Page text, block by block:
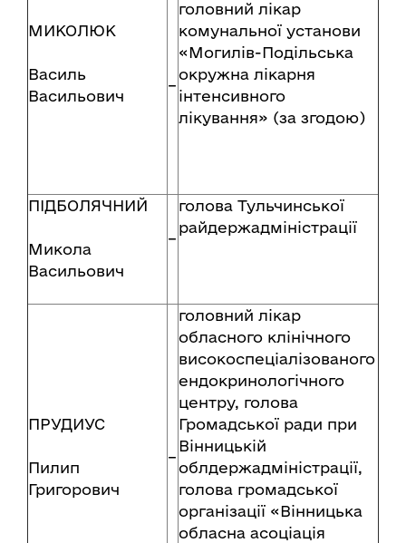
МИКОЛЮК
Василь
Васильович
–
головний лікар
комунальної установи
«Могилів-Подільська
окружна лікарня
інтенсивного
лікування» (за згодою)
ПІДБОЛЯЧНИЙ
Микола
Васильович
–
голова Тульчинської
райдержадміністрації
ПРУДИУС
Пилип
Григорович
–
головний лікар
обласного клінічного
високоспеціалізованого
ендокринологічного
центру, голова
Громадської ради при
Вінницькій
облдержадміністрації,
голова громадської
організації «Вінницька
обласна асоціація